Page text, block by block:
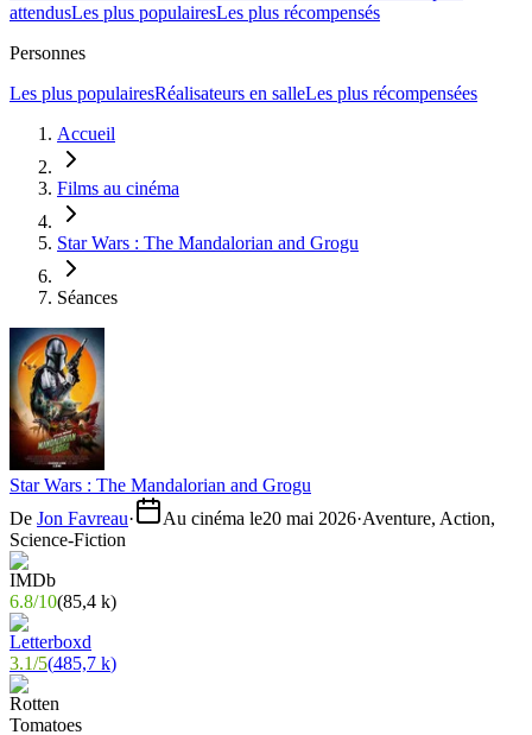
attendusLes plus populairesLes plus récompensés
Personnes
Les plus populairesRéalisateurs en salleLes plus récompensées
Accueil
Films au cinéma
Star Wars : The Mandalorian and Grogu
Séances
Star Wars : The Mandalorian and Grogu
De Jon Favreau· Au cinéma le20 mai 2026·Aventure, Action,
Science-Fiction
6.8/10(85,4 k)
3.1/5(485,7 k)